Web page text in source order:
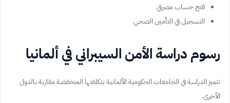
فتح حساب مصرفي
التسجيل في التأمين الصحي
رسوم دراسة الأمن السيبراني في ألمانيا
تتميز الدراسة في الجامعات الحكومية الألمانية بتكلفتها المنخفضة مقارنة بالدول
الأخرى.